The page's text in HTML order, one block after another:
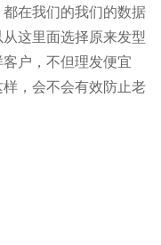
在我们的我们的数据
这里面选择原来发型
户，不但理发便宜
，会不会有效防止老